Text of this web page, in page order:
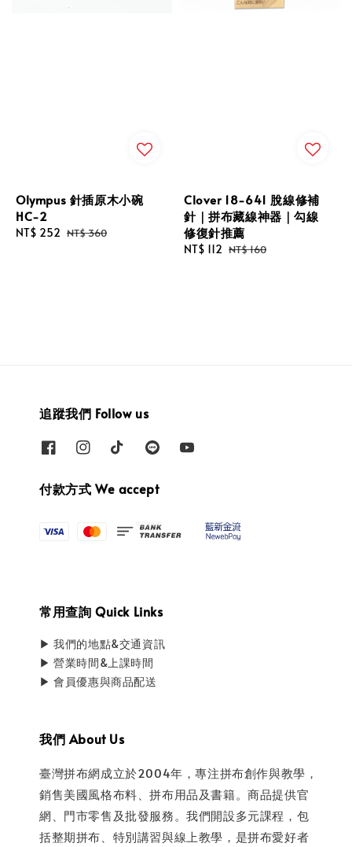
Olympus 針插原木小碗
HC-2
Sale
NT$ 252 Regular
NT$ 360
Clover 18-641 脫線修補
針｜拼布藏線神器｜勾線
修復針推薦
Sale
NT$ 112 Regular
NT$ 160
追蹤我們 Follow us
付款方式 We accept
常用查詢 Quick Links
▶ 我們的地點&交通資訊
▶ 營業時間&上課時間
▶ 會員優惠與商品配送
我們 About Us
臺灣拼布網成立於2004年，專注拼布創作與教學，
銷售美國風格布料、拼布用品及書籍。商品提供官
網、門市零售及批發服務。我們開設多元課程，包
括整期拼布、特別講習與線上教學，是拼布愛好者